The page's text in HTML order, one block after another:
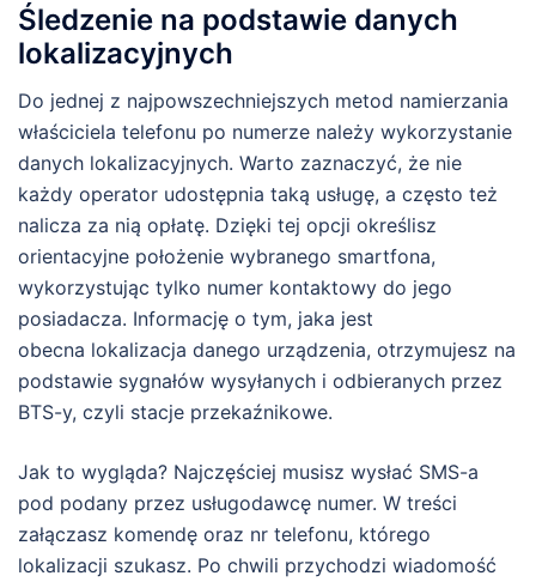
Śledzenie na podstawie danych
lokalizacyjnych
Do jednej z najpowszechniejszych metod namierzania
właściciela telefonu po numerze należy wykorzystanie
danych lokalizacyjnych. Warto zaznaczyć, że nie
każdy operator udostępnia taką usługę, a często też
nalicza za nią opłatę. Dzięki tej opcji określisz
orientacyjne położenie wybranego smartfona,
wykorzystując tylko numer kontaktowy do jego
posiadacza. Informację o tym, jaka jest
obecna lokalizacja danego urządzenia, otrzymujesz na
podstawie sygnałów wysyłanych i odbieranych przez
BTS-y, czyli stacje przekaźnikowe.
Jak to wygląda? Najczęściej musisz wysłać SMS-a
pod podany przez usługodawcę numer. W treści
załączasz komendę oraz nr telefonu, którego
lokalizacji szukasz. Po chwili przychodzi wiadomość